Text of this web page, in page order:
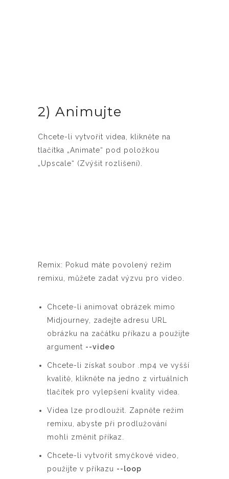
2) Animujte
Chcete-li vytvořit videa, klikněte na
tlačítka „Animate“ pod položkou
„Upscale“ (Zvýšit rozlišení).
Remix: Pokud máte povolený režim
remixu, můžete zadat výzvu pro video.
Chcete-li animovat obrázek mimo
Midjourney, zadejte adresu URL
obrázku na začátku příkazu a použijte
argument --video
Chcete-li získat soubor .mp4 ve vyšší
kvalitě, klikněte na jedno z virtuálních
tlačítek pro vylepšení kvality videa.
Videa lze prodloužit. Zapněte režim
remixu, abyste při prodlužování
mohli změnit příkaz.
Chcete-li vytvořit smyčkové video,
použijte v příkazu --loop